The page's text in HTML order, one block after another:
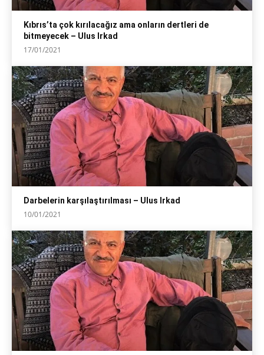
Kıbrıs’ta çok kırılacağız ama onların dertleri de
bitmeyecek – Ulus Irkad
17/01/2021
Darbelerin karşılaştırılması – Ulus Irkad
10/01/2021